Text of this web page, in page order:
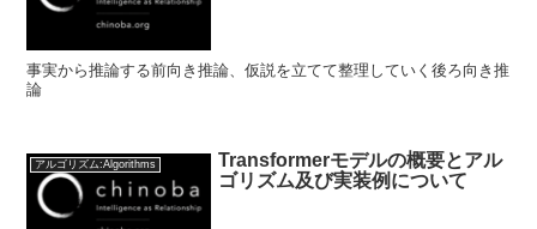
事実から推論する前向き推論、仮説を立てて整理していく後ろ向き推
論
アルゴリズム:Algorithms
Transformerモデルの概要とアル
ゴリズム及び実装例について